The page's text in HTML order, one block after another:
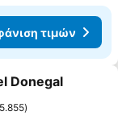
τιμών
αγαπημένα
Donegal
5.855